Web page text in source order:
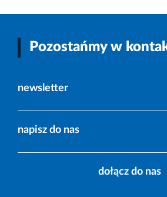
Pozostańmy w
newsletter
napisz do nas
dołącz do nas